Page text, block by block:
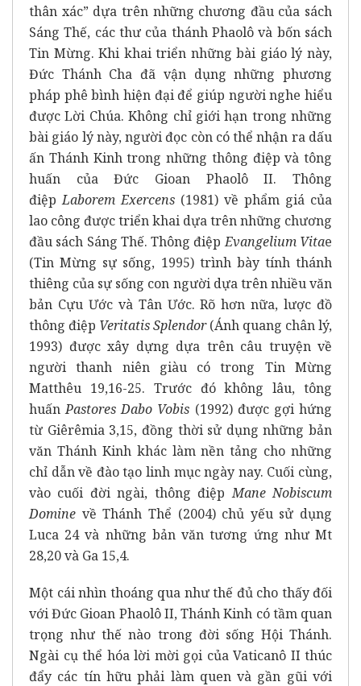
thân xác” dựa trên những chương đầu của sách
Sáng Thế, các thư của thánh Phaolô và bốn sách
Tin Mừng. Khi khai triển những bài giáo lý này,
Đức Thánh Cha đã vận dụng những phương
pháp phê bình hiện đại để giúp người nghe hiểu
được Lời Chúa. Không chỉ giới hạn trong những
bài giáo lý này, người đọc còn có thể nhận ra dấu
ấn Thánh Kinh trong những thông điệp và tông
huấn của Đức Gioan Phaolô II. Thông
điệpLaborem Exercens (1981) về phẩm giá của
lao công được triển khai dựa trên những chương
đầu sách Sáng Thế. Thông điệpEvangelium Vitae
(Tin Mừng sự sống, 1995) trình bày tính thánh
thiêng của sự sống con người dựa trên nhiều văn
bản Cựu Ước và Tân Ước. Rõ hơn nữa, lược đồ
thông điệp Veritatis Splendor(Ánh quang chân lý,
1993) được xây dựng dựa trên câu truyện về
người thanh niên giàu có trong Tin Mừng
Matthêu 19,16-25. Trước đó không lâu, tông
huấnPastores Dabo Vobis (1992) được gợi hứng
từ Giêrêmia 3,15, đồng thời sử dụng những bản
văn Thánh Kinh khác làm nền tảng cho những
chỉ dẫn về đào tạo linh mục ngày nay. Cuối cùng,
vào cuối đời ngài, thông điệpMane Nobiscum
Domine về Thánh Thể (2004) chủ yếu sử dụng
Luca 24 và những bản văn tương ứng như Mt
28,20 và Ga 15,4.
Một cái nhìn thoáng qua như thế đủ cho thấy đối
với Đức Gioan Phaolô II, Thánh Kinh có tầm quan
trọng như thế nào trong đời sống Hội Thánh.
Ngài cụ thể hóa lời mời gọi của Vaticanô II thúc
đẩy các tín hữu phải làm quen và gần gũi với